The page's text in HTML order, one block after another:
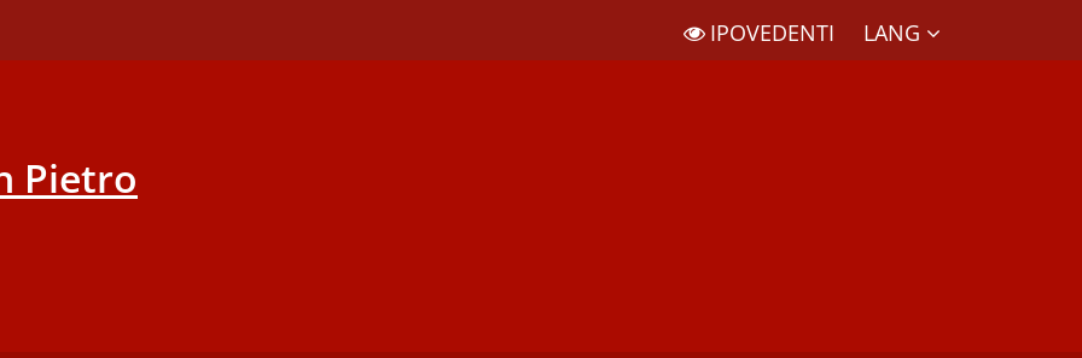
IPOVEDENTI LANG
Pietro